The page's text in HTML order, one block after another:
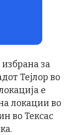
за
Тејлор во
е
локации во
во Тексас